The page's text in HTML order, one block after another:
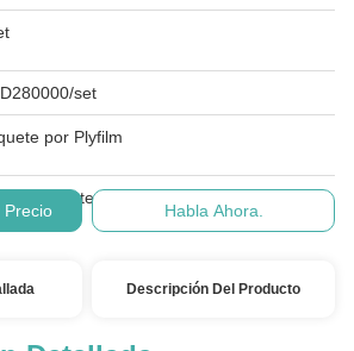
set
por Plyfilm
T/T, Western Union
Precio Habla Ahora.
Descripción Del Producto